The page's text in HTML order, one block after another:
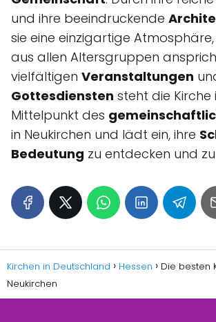
und ihre beeindruckende
sie eine einzigartige
aus allen Altersgruppen
vielfältigen Veranstaltungen
Gottesdiensten steht die Kirche
Mittelpunkt des
in Neukirchen und lädt ein, ihre
Bedeutung zu entdecken und
Kirchen in Deutschland Hessen
Die besten
Neukirchen